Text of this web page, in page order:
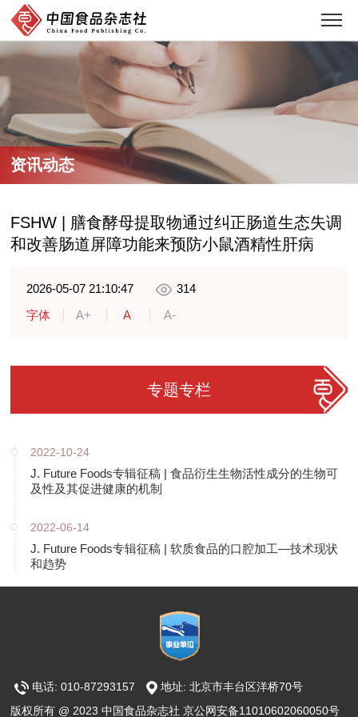
资讯动态
FSHW | 膳食酵母提取物通过纠正肠道生态失调
和改善肠道屏障功能来预防小鼠酒精性肝病
2026-05-07 21:10:47
314
字体
A+ A A-
专题专栏
2022-10-24
J. Future Foods专辑征稿 | 食品衍生生物活性成分的生物可
及性及其促进健康的机制
2022-06-14
J. Future Foods专辑征稿 | 软质食品的口腔加工—技术现状
和趋势
电话: 010-87293157
地址: 北京市丰台区洋桥70号
版权所有 @ 2023 中国食品杂志社 京公网安备11010602060050号